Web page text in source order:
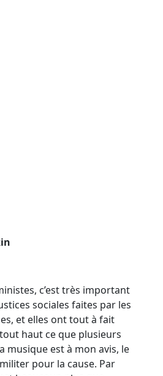
c’est très important
sociales faites par les
et elles ont tout à fait
haut ce que plusieurs
musique est à mon avis, le
pour la cause. Par